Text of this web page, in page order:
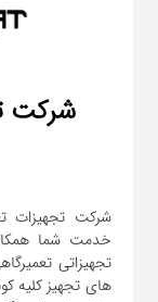
شرکت
خدمت شما
تجهیزاتی
های تجهیز کلیه